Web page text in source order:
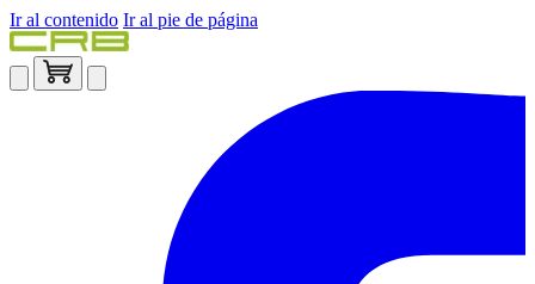
Ir al contenido Ir al pie de página